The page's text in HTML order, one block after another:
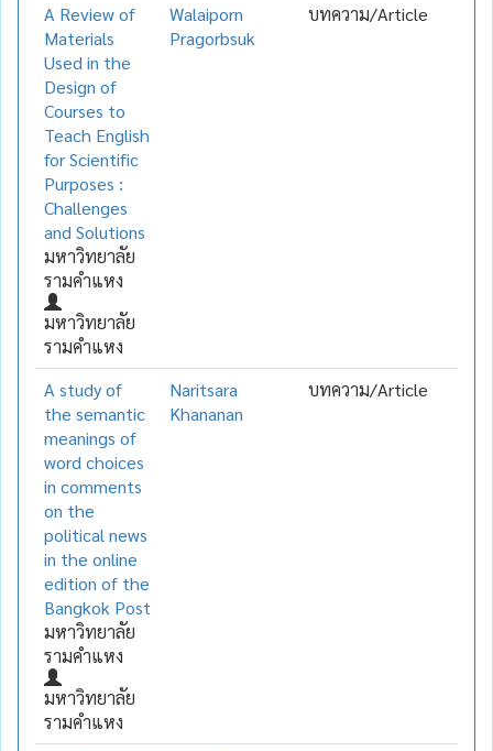
A Review of
Materials
Used in the
Design of
Courses to
Teach English
for Scientific
Purposes :
Challenges
and Solutions
มหาวิทยาลัย
รามคำแหง
มหาวิทยาลัย
รามคำแหง
Walaiporn
Pragorbsuk
บทความ/Article
A study of
the semantic
meanings of
word choices
in comments
on the
political news
in the online
edition of the
Bangkok Post
มหาวิทยาลัย
รามคำแหง
มหาวิทยาลัย
รามคำแหง
Naritsara
Khananan
บทความ/Article